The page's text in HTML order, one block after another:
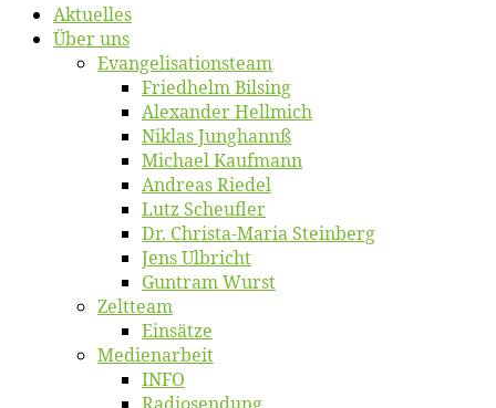
Ak­tu­el­les
Über uns
Evangelisa­tions­team
Fried­helm Bilsing
Alex­an­der Hellmich
Ni­klas Junghannß
Mi­cha­el Kaufmann
An­dre­as Riedel
Lutz Scheuf­ler
Dr. Chris­­ta-Ma­ria Steinberg
Jens Ulb­richt
Gun­tram Wurst
Zelt­team
Ein­sät­ze
Me­di­en­ar­beit
INFO